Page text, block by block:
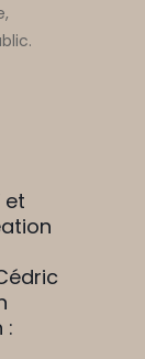
et
: